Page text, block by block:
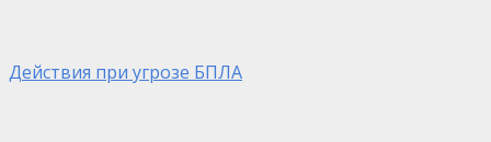
Действия при угрозе БПЛА